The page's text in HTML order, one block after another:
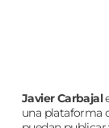
Javier Carbajal
una plataforma